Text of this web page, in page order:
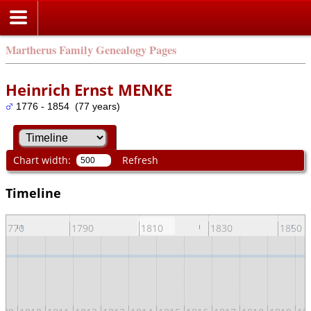
Martherus Family Genealogy Pages
Heinrich Ernst MENKE
1776 - 1854 (77 years)
Chart width: Refresh
Timeline
1770 1790 1810 1830 1850